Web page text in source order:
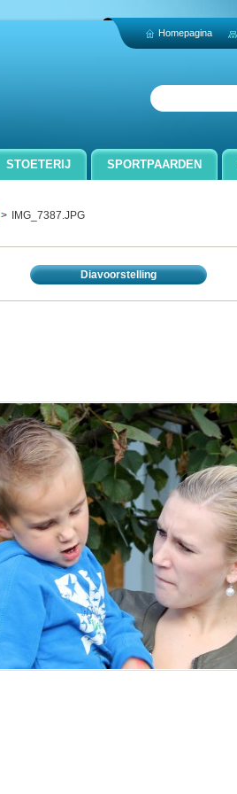
> IMG_7387.JPG
Diavoorstelling
STOETERIJ SPORTPAARDEN
Homepagina